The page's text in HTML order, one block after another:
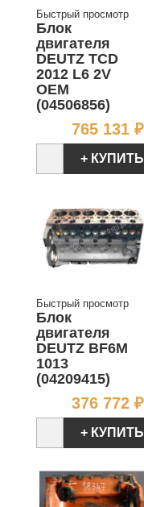
Быстрый просмотр
Блок
двигателя
DEUTZ TCD
2012 L6 2V
OEM
(04506856)
765 131 ₽
+ КУПИТЬ
Быстрый просмотр
Блок
двигателя
DEUTZ BF6M
1013
(04209415)
376 772 ₽
+ КУПИТЬ